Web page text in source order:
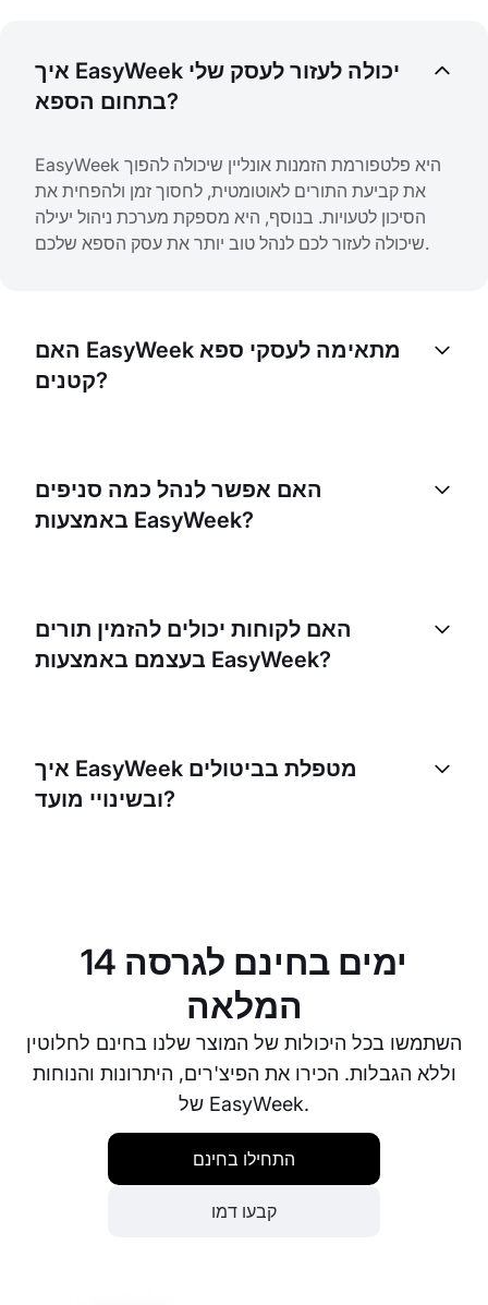
איך EasyWeek יכולה לעזור לעסק שלי
בתחום הספא?
EasyWeek היא פלטפורמת הזמנות אונליין שיכולה להפוך
את קביעת התורים לאוטומטית, לחסוך זמן ולהפחית את
הסיכון לטעויות. בנוסף, היא מספקת מערכת ניהול יעילה
שיכולה לעזור לכם לנהל טוב יותר את עסק הספא שלכם.
האם EasyWeek מתאימה לעסקי ספא
קטנים?
שהיא מסייעת לנהל תורים ביעילות, לייעל את העבודה
האם אפשר לנהל כמה סניפים
באמצעות EasyWeek?
האם לקוחות יכולים להזמין תורים
בעצמם באמצעות EasyWeek?
ולהבטיח תהליך הזמנה חלק עבור הלקוחות.
איך EasyWeek מטפלת בביטולים
ובשינויי מועד?
14 ימים בחינם לגרסה
המלאה
השתמשו בכל היכולות של המוצר שלנו בחינם לחלוטין
וללא הגבלות. הכירו את הפיצ'רים, היתרונות והנוחות
של EasyWeek.
התחילו בחינם
קבעו דמו